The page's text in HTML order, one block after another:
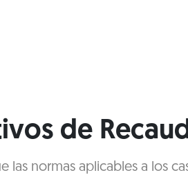
de
las normas aplicables a los